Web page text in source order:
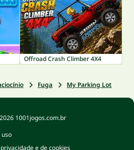
Offroad Crash Climber 4X4
Fuga My Parking Lot
1001jogos.com.br
e de cookies